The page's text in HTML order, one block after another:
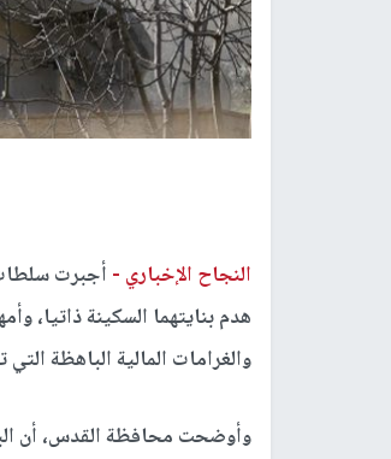
النجاح الإخباري -أجبرت سلطات
والغرامات المالية الباهظة